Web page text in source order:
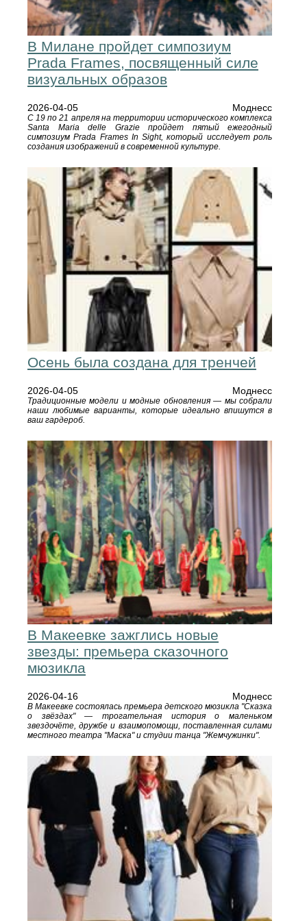
В Милане пройдет симпозиум
Prada Frames, посвященный силе
визуальных образов
2026-04-05 Моднесс
С 19 по 21 апреля на территории исторического комплекса
Santa Maria delle Grazie пройдет пятый ежегодный
симпозиум Prada Frames In Sight, который исследует роль
создания изображений в современной культуре.
Осень была создана для тренчей
2026-04-05 Моднесс
Традиционные модели и модные обновления — мы собрали
наши любимые варианты, которые идеально впишутся в
ваш гардероб.
В Макеевке зажглись новые
звезды: премьера сказочного
мюзикла
2026-04-16 Моднесс
В Макеевке состоялась премьера детского мюзикла "Сказка
о звёздах" — трогательная история о маленьком
звездочёте, дружбе и взаимопомощи, поставленная силами
местного театра "Маска" и студии танца "Жемчужинки".